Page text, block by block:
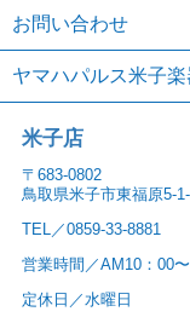
お問い合わせ
ヤマハパルス米子楽
米子店
〒683-0802
鳥取県米子市東福原5-
TEL／0859-33-8881
営業時間／AM10：00
定休日／水曜日